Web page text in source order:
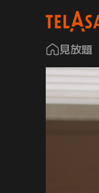
見放題